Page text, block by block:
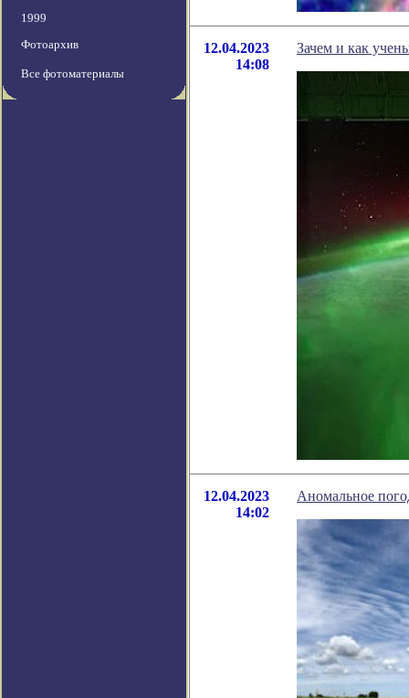
1999
Фотоархив
Все фотоматериалы
12.04.2023
14:08
Зачем и как
12.04.2023
14:02
Аномальное